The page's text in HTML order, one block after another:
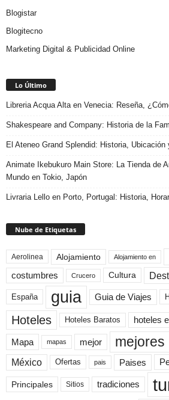
Blogistar
Blogitecno
Marketing Digital & Publicidad Online
Lo Último
Libreria Acqua Alta en Venecia: Reseña,
Shakespeare and Company: Historia de la
El Ateneo Grand Splendid: Historia, Ubicación
Animate Ikebukuro Main Store: La Tienda de
Mundo en Tokio, Japón
Livraria Lello en Porto, Portugal: Historia,
Nube de Etiquetas
Aerolinea Alojamiento Alojamiento en
costumbres Crucero Cultura
España guia Guia de Viajes
Hoteles Hoteles Baratos hoteles
Mapa mapas mejor mejores
México Ofertas pais Paises
Principales Sitios tradiciones